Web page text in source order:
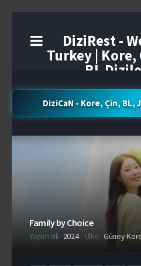
DiziRest -
Turkey | Kore,
BL
DiziCaN - Kore, Çin,
Family by Choice
Yapım Yılı 2024 Ülke Güney